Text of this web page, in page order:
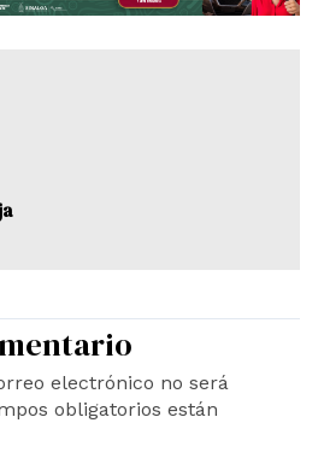
electrónico no será
obligatorios están